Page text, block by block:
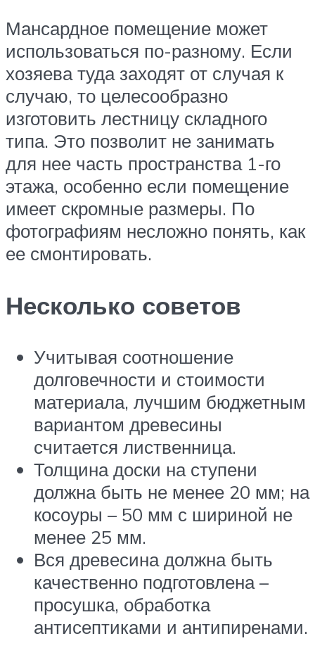
Мансардное помещение может
использоваться по-разному. Если
хозяева туда заходят от случая к
случаю, то целесообразно
изготовить лестницу складного
типа. Это позволит не занимать
для нее часть пространства 1-го
этажа, особенно если помещение
имеет скромные размеры. По
фотографиям несложно понять, как
ее смонтировать.
Несколько советов
Учитывая соотношение
долговечности и стоимости
материала, лучшим бюджетным
вариантом древесины
считается лиственница.
Толщина доски на ступени
должна быть не менее 20 мм; на
косоуры – 50 мм с шириной не
менее 25 мм.
Вся древесина должна быть
качественно подготовлена –
просушка, обработка
антисептиками и антипиренами.